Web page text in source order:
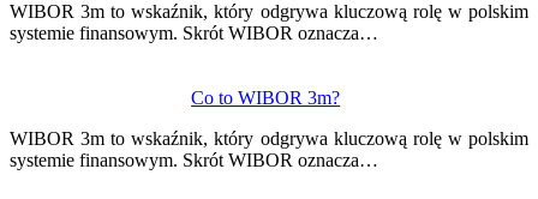
WIBOR 3m to wskaźnik, który odgrywa kluczową rolę w polskim
systemie finansowym. Skrót WIBOR oznacza…
Co to WIBOR 3m?
WIBOR 3m to wskaźnik, który odgrywa kluczową rolę w polskim
systemie finansowym. Skrót WIBOR oznacza…